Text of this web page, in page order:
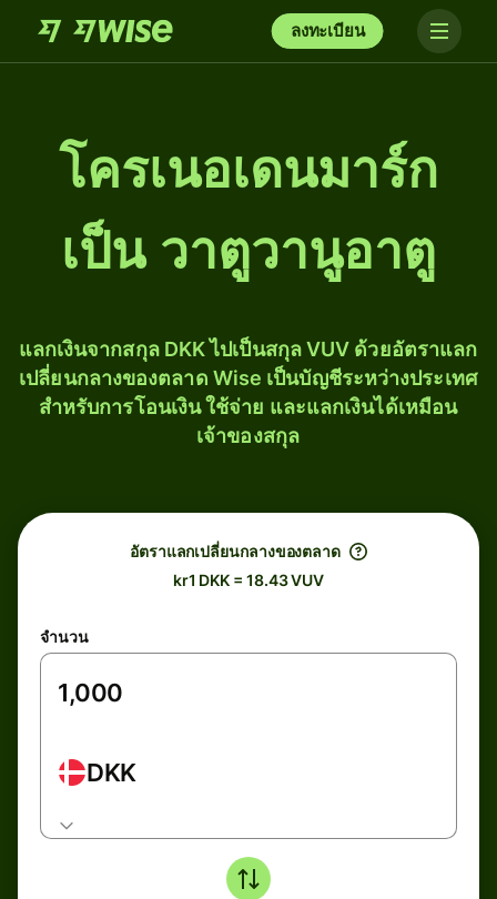
ลงทะเบียน
โครเนอเดนมาร์ก
เป็น วาตูวานูอาตู
แลกเงินจากสกุล DKK ไปเป็นสกุล VUV ด้วยอัตราแลก
เปลี่ยนกลางของตลาด Wise เป็นบัญชีระหว่างประเทศ
สำหรับการโอนเงิน ใช้จ่าย และแลกเงินได้เหมือน
เจ้าของสกุล
อัตราแลกเปลี่ยนกลางของตลาด
kr1 DKK = 18.43 VUV
จำนวน
DKK